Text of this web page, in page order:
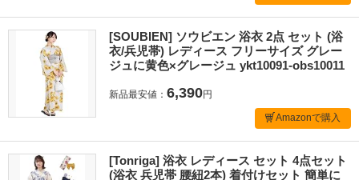
[SOUBIEN] ソウビエン 浴衣 2点 セット (浴
衣/兵児帯) レディース フリーサイズ グレー
ジュに黄色×グレージュ ykt10091-obs10011
新品最安値： 6,390円
Amazonで購入
[Tonriga] 浴衣 レディース セット 4点セット
(浴衣 兵児帯 腰紐2本) 着付けセット 簡単に